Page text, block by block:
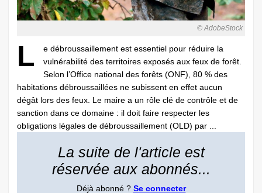
© AdobeStock
L
e débroussaillement est essentiel pour réduire la
vulnérabilité des territoires exposés aux feux de forêt.
Selon l’Office national des forêts (ONF), 80 % des
habitations débroussaillées ne subissent en effet aucun
dégât lors des feux. Le maire a un rôle clé de contrôle et de
sanction dans ce domaine : il doit faire respecter les
obligations légales de débroussaillement (OLD) par ...
La suite de l'article est
réservée aux abonnés...
Déjà abonné ? Se connecter